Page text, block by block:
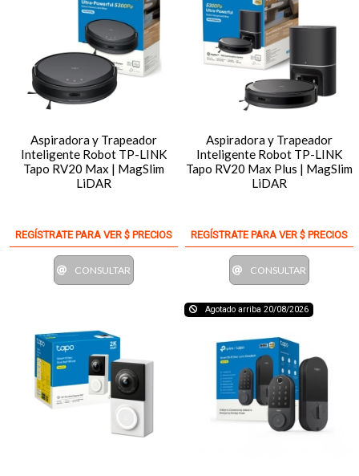
Aspiradora y Trapeador
Inteligente Robot TP-LINK
Tapo RV20 Max | MagSlim
LiDAR
REGÍSTRATE PARA VER $ PRECIOS
CONSULTAR
Aspiradora y Trapeador
Inteligente Robot TP-LINK
Tapo RV20 Max Plus | MagSlim
LiDAR
REGÍSTRATE PARA VER $ PRECIOS
CONSULTAR
Agotado arriba 20/08/2026